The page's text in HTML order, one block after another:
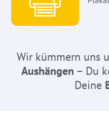
Wir kümmern uns
Aushängen – Du
Deine